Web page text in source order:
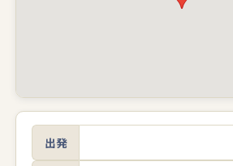
出発